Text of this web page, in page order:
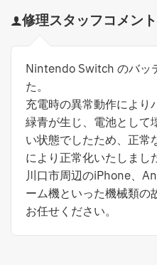
修理スタッフコメント
Nintendo Switch のバッ
た。
充電時の異常動作により
緑青が生じ、電池として
い状態でしたため、正常
により正常化いたしまし
川口市周辺のiPhone、
ーム機といった機械類の
お任せください。